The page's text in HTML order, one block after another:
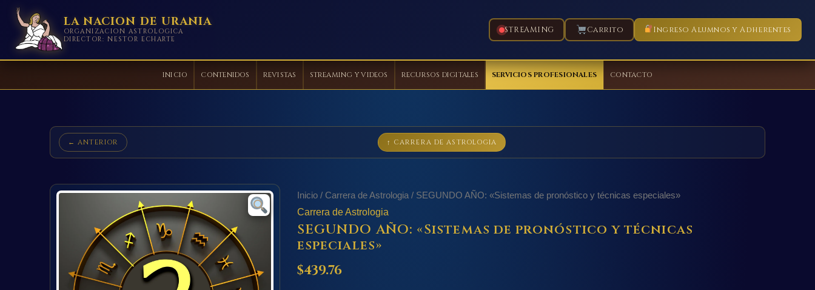
LA NACION DE URANIA
ORGANIZACION ASTROLOGICA
DIRECTOR: NESTOR ECHARTE
STREAMING Carrito Ingreso Alumnos y Adherentes
INICIO CONTENIDOS REVISTAS STREAMING Y VIDEOS RECURSOS DIGITALES SERVICIOS PROFESIONALES CONTACTO
← ANTERIOR ↑ CARRERA DE ASTROLOGIA
Inicio / Carrera de Astrologia / SEGUNDO AÑO: «Sistemas de pronóstico y técnicas especiales»
Carrera de Astrologia
SEGUNDO AÑO: «Sistemas de pronóstico y técnicas
especiales»
$439.76